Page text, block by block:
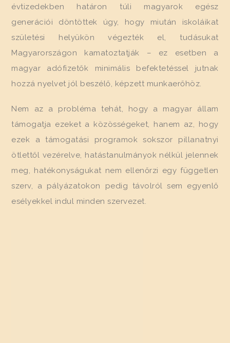
évtizedekben határon túli magyarok egész
generációi döntöttek úgy, hogy miután iskoláikat
születési helyükön végezték el, tudásukat
Magyarországon kamatoztatják – ez esetben a
magyar adófizetők minimális befektetéssel jutnak
hozzá nyelvet jól beszélő, képzett munkaerőhöz.
Nem az a probléma tehát, hogy a magyar állam
támogatja ezeket a közösségeket, hanem az, hogy
ezek a támogatási programok sokszor pillanatnyi
ötlettől vezérelve, hatástanulmányok nélkül jelennek
meg, hatékonyságukat nem ellenőrzi egy független
szerv, a pályázatokon pedig távolról sem egyenlő
esélyekkel indul minden szervezet.